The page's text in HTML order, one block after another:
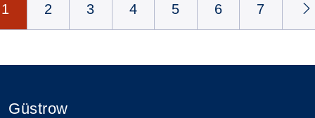
1 2 3 4 5 6 7
Güstrow